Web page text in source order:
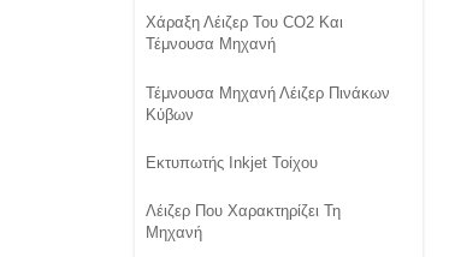
Χάραξη Λέιζερ Του CO2 Και
Τέμνουσα Μηχανή
Τέμνουσα Μηχανή Λέιζερ Πινάκων
Κύβων
Εκτυπωτής Inkjet Τοίχου
Λέιζερ Που Χαρακτηρίζει Τη
Μηχανή